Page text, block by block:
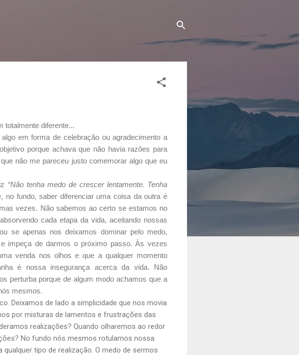
totalmente diferente...
em forma de celebração ou agradecimento a
porque achava que não havia razões para
não me pareceu justo comemorar algo que eu
“Não tenha medo de crescer lentamente. Tenha
no fundo, saber diferenciar uma coisa da outra é
vezes. Não sabemos ao certo se estamos no
cada etapa da vida, aceitando nossas
se apenas nos deixamos dominar pelo medo,
impeça de darmos o próximo passo. Às vezes
venda nos olhos e que a qualquer momento
é nossa insegurança acerca da vida. Não
perturba porque de algum modo achamos que a
mesmos.
Deixamos de lado a simplicidade que nos movia
por misturas de lamentos e frustrações das
realizações? Quando olharemos ao redor
No fundo nós mesmos rotulamos nossa
tipo de realização. O medo de sermos